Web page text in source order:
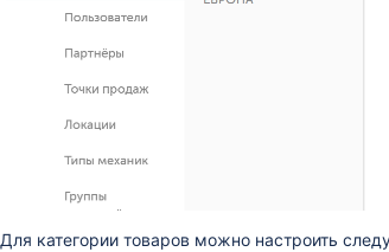
Для категории товаров можно настроить